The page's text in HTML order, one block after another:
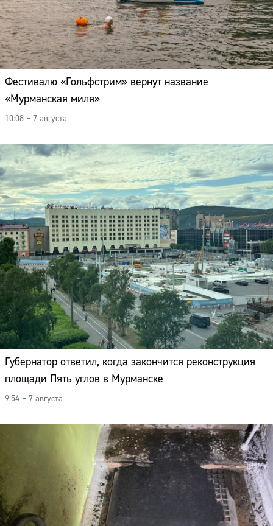
Фестивалю «Гольфстрим» вернут название
«Мурманская миля»
10:08 – 7 августа
Губернатор ответил, когда закончится реконструкция
площади Пять углов в Мурманске
9:54 – 7 августа